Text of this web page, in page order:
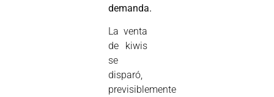
demanda.
La venta
de kiwis
se
disparó,
previsiblemente